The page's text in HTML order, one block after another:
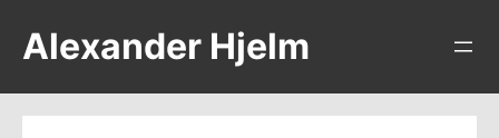
Alexander Hjelm